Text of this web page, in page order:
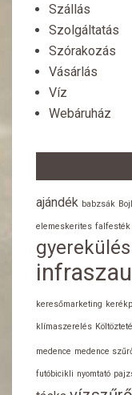
Szállás
Szolgáltatás
Szórakozás
Vásárlás
Víz
Webáruház
ajándék babzsák
elemeskerites falfesték
gyerekülés
keresőmarketing
klímaszerelés
medence medence
futóbicikli nyomtató